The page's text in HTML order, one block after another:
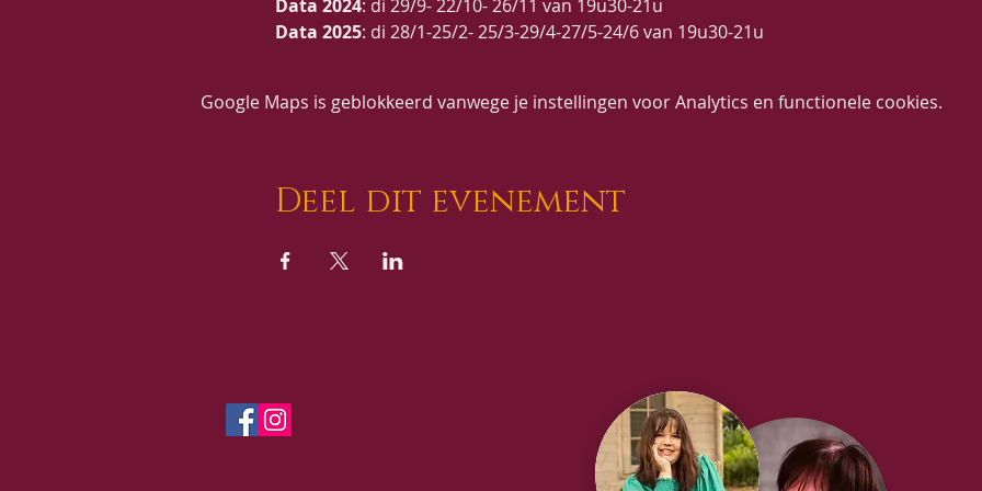
Data 2024: di 29/9- 22/10- 26/11 van 19u30-21u
Data 2025: di 28/1-25/2- 25/3-29/4-27/5-24/6 van 19u30-21u
Google Maps is geblokkeerd vanwege je instellingen voor Analytics en functionele cookies.
Deel dit evenement